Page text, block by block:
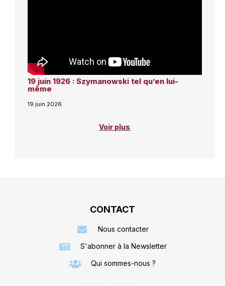
19 juin 1926 : Szymanowski tel qu’en lui-
même
19 juin 2026
Voir plus
CONTACT
Nous contacter
S'abonner à la Newsletter
Qui sommes-nous ?